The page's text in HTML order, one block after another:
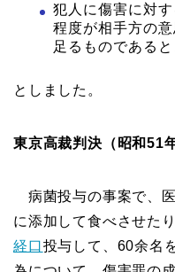
犯人に傷害に対
程度が相手方の
足るものである
としました。
東京高裁判決（昭和51
病菌投与の事案で、
に添加して食べさせた
経口投与して、60余名